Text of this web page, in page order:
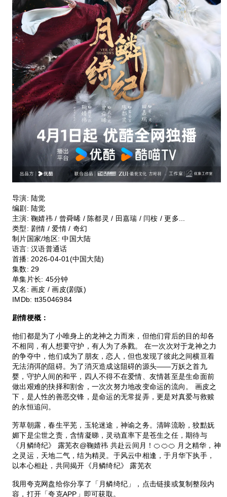
导演: 陆觉
编剧: 陆觉
主演: 鞠婧祎 / 曾舜晞 / 陈都灵 / 田嘉瑞 / 闫桉 / 更多...
类型: 剧情 / 爱情 / 奇幻
制片国家/地区: 中国大陆
语言: 汉语普通话
首播: 2026-04-01(中国大陆)
集数: 29
单集片长: 45分钟
又名: 画皮 / 画皮(剧版)
IMDb: tt35046984
剧情梗概：
他们都是为了小唯身上的龙神之力而来，但他们背后的目的却各
不相同，有人想要守护，有人为了杀戮。 在一次次对于龙神之力
的争夺中，他们成为了朋友，恋人，但也发现了彼此之间横亘着
无法消弭的阻碍。为了消灭造成这阻碍的源头——万妖之首九
婴，守护人间的和平，四人不得不在爱情、友情甚至是生命面前
做出艰难的抉择和割舍，一次次努力地改变命运的流向。 画皮之
下，是人性的善恶交锋，是命运的无常捉弄，更是对真爱与救赎
的永恒追问。
芳草朝露，春生平芜，玉轮迷途，神谕之务。清眸流盼，狡黠妩
媚下是尘世之责，含情凝睇，灵动直率下是苍生之任，期待与
《月鳞绮纪》 露芜衣@鞠婧祎 共赴云间月！🍊🍊🍊 月之精华，神
之灵运，天地二气，结为精灵。于风云中相逢，于月华下执手，
以本心相赴，共同揭开《月鳞绮纪》 露芜衣
我用夸克网盘给你分享了「月鳞绮纪」，点击链接或复制整段内
容，打开「夸克APP」即可获取。